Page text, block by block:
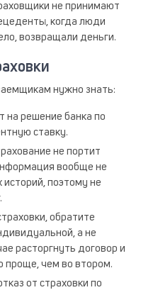
не принимают
когда люди
возвращали деньги.
нужно знать:
на решение банка по
ставку.
не портит
вообще не
поэтому не
обратите
а не
расторгнуть договор и
проще, чем во втором.
от страховки по